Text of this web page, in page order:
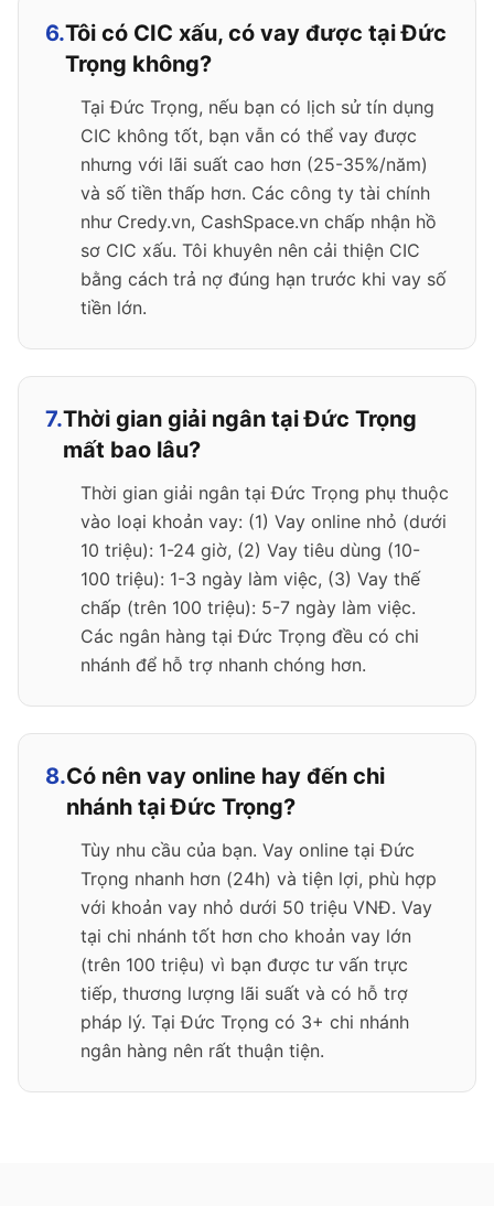
6.Tôi có CIC xấu, có vay được tại Đức
Trọng không?
Tại Đức Trọng, nếu bạn có lịch sử tín dụng
CIC không tốt, bạn vẫn có thể vay được
nhưng với lãi suất cao hơn (25-35%/năm)
và số tiền thấp hơn. Các công ty tài chính
như Credy.vn, CashSpace.vn chấp nhận hồ
sơ CIC xấu. Tôi khuyên nên cải thiện CIC
bằng cách trả nợ đúng hạn trước khi vay số
tiền lớn.
7.Thời gian giải ngân tại Đức Trọng
mất bao lâu?
Thời gian giải ngân tại Đức Trọng phụ thuộc
vào loại khoản vay: (1) Vay online nhỏ (dưới
10 triệu): 1-24 giờ, (2) Vay tiêu dùng (10-
100 triệu): 1-3 ngày làm việc, (3) Vay thế
chấp (trên 100 triệu): 5-7 ngày làm việc.
Các ngân hàng tại Đức Trọng đều có chi
nhánh để hỗ trợ nhanh chóng hơn.
8.Có nên vay online hay đến chi
nhánh tại Đức Trọng?
Tùy nhu cầu của bạn. Vay online tại Đức
Trọng nhanh hơn (24h) và tiện lợi, phù hợp
với khoản vay nhỏ dưới 50 triệu VNĐ. Vay
tại chi nhánh tốt hơn cho khoản vay lớn
(trên 100 triệu) vì bạn được tư vấn trực
tiếp, thương lượng lãi suất và có hỗ trợ
pháp lý. Tại Đức Trọng có 3+ chi nhánh
ngân hàng nên rất thuận tiện.